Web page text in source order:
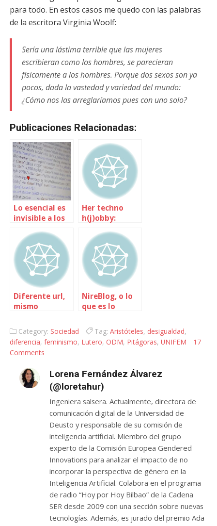
para todo. En estos casos me quedo con las palabras
de la escritora Virginia Woolf:
Sería una lástima terrible que las mujeres
escribieran como los hombres, se parecieran
físicamente a los hombres. Porque dos sexos son ya
pocos, dada la vastedad y variedad del mundo:
¿Cómo nos las arreglaríamos pues con uno solo?
Publicaciones Relacionadas:
Lo esencial es
invisible a los
luchar contra
la opacidad de
los algoritmos
y sus sesgos
Her techno
h(j)obby:
género y
tecnología
Diferente url,
mismo
NireBlog, o lo
que es lo
Category: Sociedad Tag: Aristóteles, desigualdad,
diferencia, feminismo, Lutero, ODM, Pitágoras, UNIFEM
17
Comments
Lorena Fernández Álvarez
(@loretahur)
Ingeniera salsera. Actualmente, directora de
comunicación digital de la Universidad de
Deusto y responsable de su comisión de
inteligencia artificial. Miembro del grupo
experto de la Comisión Europea Gendered
Innovations para analizar el impacto de no
incorporar la perspectiva de género en la
Inteligencia Artificial. Colabora en el programa
de radio “Hoy por Hoy Bilbao” de la Cadena
SER desde 2009 con una sección sobre nuevas
tecnologías. Además, es jurado del premio Ada